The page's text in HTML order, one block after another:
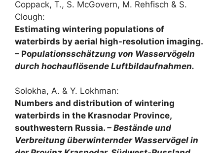
Coppack, T., S. McGovern, M. Rehfisch & S.
Clough:
Estimating wintering populations of
waterbirds by aerial high-resolution imaging.
– Populationsschätzung von Wasservögeln
durch hochauflösende Luftbildaufnahmen.
Solokha, A. & Y. Lokhman:
Numbers and distribution of wintering
waterbirds in the Krasnodar Province,
southwestern Russia. – Bestände und
Verbreitung überwinternder Wasservögel in